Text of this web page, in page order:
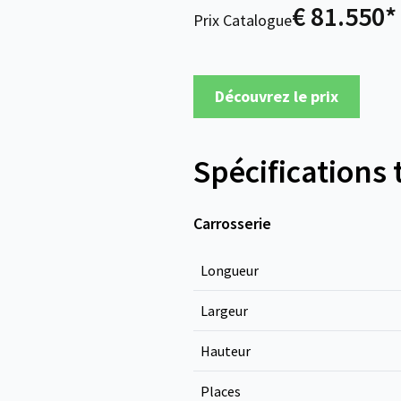
Prix Catalogue€ 81.550*
Découvrez le prix
Spécifications
Carrosserie
Longueur
Largeur
Hauteur
Places